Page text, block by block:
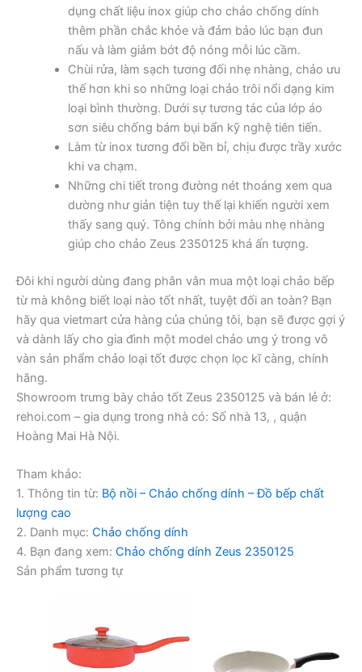
dụng chất liệu inox giúp cho chảo chống dính
thêm phần chắc khỏe và đảm bảo lúc bạn đun
nấu và làm giảm bớt độ nóng mỗi lúc cầm.
Chùi rửa, làm sạch tương đối nhẹ nhàng, chảo ưu
thế hơn khi so những loại chảo trôi nổi dạng kim
loại bình thường. Dưới sự tương tác của lớp áo
sơn siêu chống bám bụi bẩn kỹ nghệ tiên tiến.
Làm từ inox tương đối bền bỉ, chịu được trầy xước
khi va chạm.
Những chi tiết trong đường nét thoáng xem qua
dường như giản tiện tuy thế lại khiến người xem
thấy sang quý. Tông chính bởi màu nhẹ nhàng
giúp cho chảo Zeus 2350125 khá ấn tượng.
Đôi khi người dùng đang phân vân mua một loại chảo bếp
từ mà không biết loại nào tốt nhất, tuyệt đối an toàn? Bạn
hãy qua vietmart cửa hàng của chúng tôi, bạn sẽ được gợi ý
và dành lấy cho gia đình một model chảo ưng ý trong vô
vàn sản phẩm chảo loại tốt được chọn lọc kĩ càng, chính
hãng.
Showroom trưng bày chảo tốt Zeus 2350125 và bán lẻ ở:
rehoi.com – gia dụng trong nhà có: Số nhà 13, , quận
Hoàng Mai Hà Nội.
Tham khảo:
1. Thông tin từ: Bộ nồi – Chảo chống dính – Đồ bếp chất
lượng cao
2. Danh mục: Chảo chống dính
4. Bạn đang xem: Chảo chống dính Zeus 2350125
Sản phẩm tương tự